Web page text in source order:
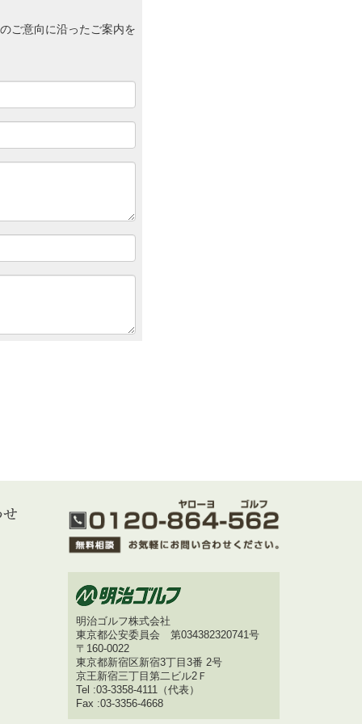
ご意向に沿ったご案内を
明治ゴルフ株式会社
東京都公安委員会 第034382320741号
〒160-0022
東京都新宿区新宿3丁目3番 2号
京王新宿三丁目第二ビル2Ｆ
Tel :03-3358-4111（代表）
Fax :03-3356-4668